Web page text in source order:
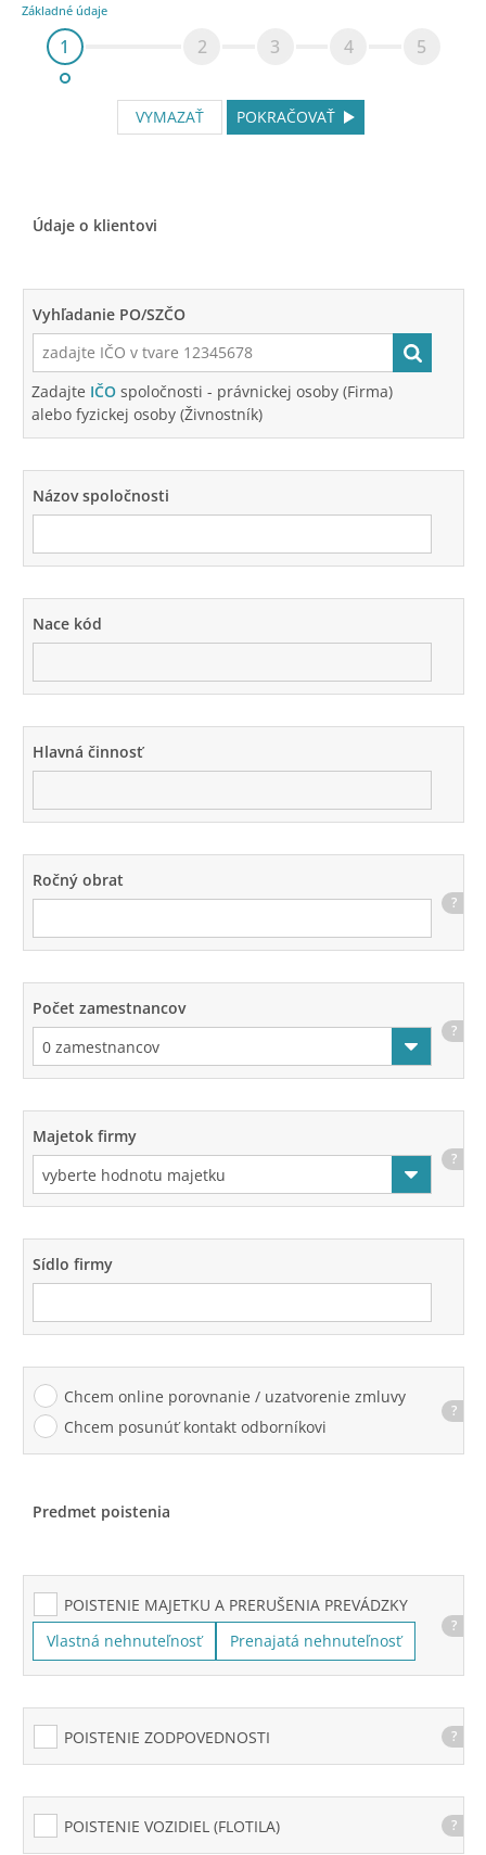
Základné údaje
1 2 3 4 5
VYMAZAŤ POKRAČOVAŤ
Údaje o klientovi
Vyhľadanie PO/SZČO
Zadajte IČO spoločnosti - právnickej osoby (Firma)
alebo fyzickej osoby (Živnostník)
Názov spoločnosti
Nace kód
Hlavná činnosť
Ročný obrat
?
Počet zamestnancov
?
Majetok firmy
?
Sídlo firmy
Chcem online porovnanie / uzatvorenie zmluvy
Chcem posunúť kontakt odborníkovi
?
Predmet poistenia
POISTENIE MAJETKU A PRERUŠENIA PREVÁDZKY
Vlastná nehnuteľnosť
Prenajatá nehnuteľnosť
?
POISTENIE ZODPOVEDNOSTI ?
POISTENIE VOZIDIEL (FLOTILA) ?